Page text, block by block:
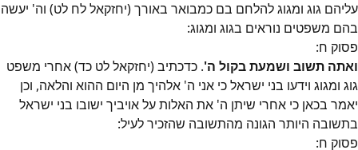
עליהם גוג ומגוג להלחם בם כמבואר באורך (יחזקאל לח לט) וה' יעשה
בהם משפטים נוראים בגוג ומגוג:
פסוק ח:
ואתה תשוב ושמעת בקול ה'. כדכתיב (יחזקאל לט כד) אחרי משפט
גוג ומגוג וידעו בני ישראל כי אני ה' אלהיך מן היום ההוא והלאה, וכן
יאמר בכאן כי אחרי שיתן ה' את האלות על אויביך ישובו בני ישראל
בתשובה היותר הגונה מהתשובה שהזכיר לעיל:
פסוק ח: